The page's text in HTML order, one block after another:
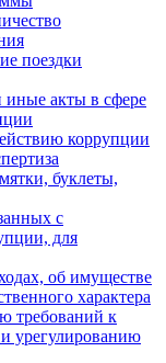
поездки
акты в сфере
коррупции
буклеты,
с
для
об имуществе
характера
требований к
урегулированию